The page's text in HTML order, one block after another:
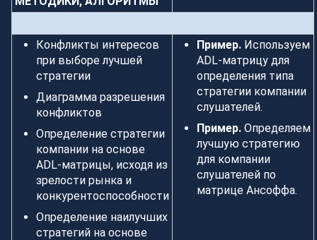
Конфликты интересов
при выборе лучшей
стратегии
Диаграмма разрешения
конфликтов
Определение стратегии
компании на основе
ADL-матрицы, исходя из
зрелости рынка и
конкурентоспособности
Определение наилучших
стратегий на основе
Пример. Используем
ADL-матрицу для
определения типа
стратегии компании
слушателей.
Пример. Определяем
лучшую стратегию
для компании
слушателей по
матрице Ансоффа.